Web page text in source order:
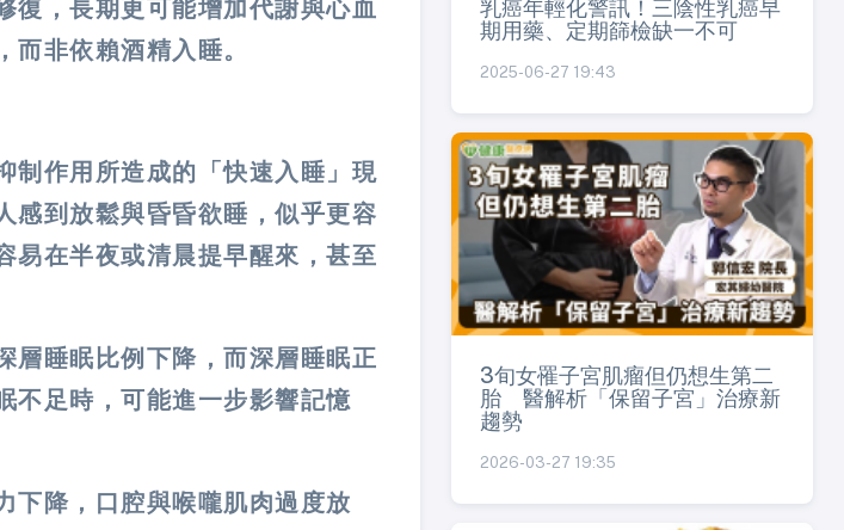
復，長期更可能增加代謝與心血
非依賴酒精入睡。
制作用所造成的「快速入睡」現
感到放鬆與昏昏欲睡，似乎更容
易在半夜或清晨提早醒來，甚至
層睡眠比例下降，而深層睡眠正
不足時，可能進一步影響記憶
下降，口腔與喉嚨肌肉過度放
乳癌年輕化警訊！三陰性乳癌早
期用藥、定期篩檢缺一不可
2025-06-27 19:43
3旬女罹子宮肌瘤但仍想生第二
胎 醫解析「保留子宮」治療新
趨勢
2026-03-27 19:35